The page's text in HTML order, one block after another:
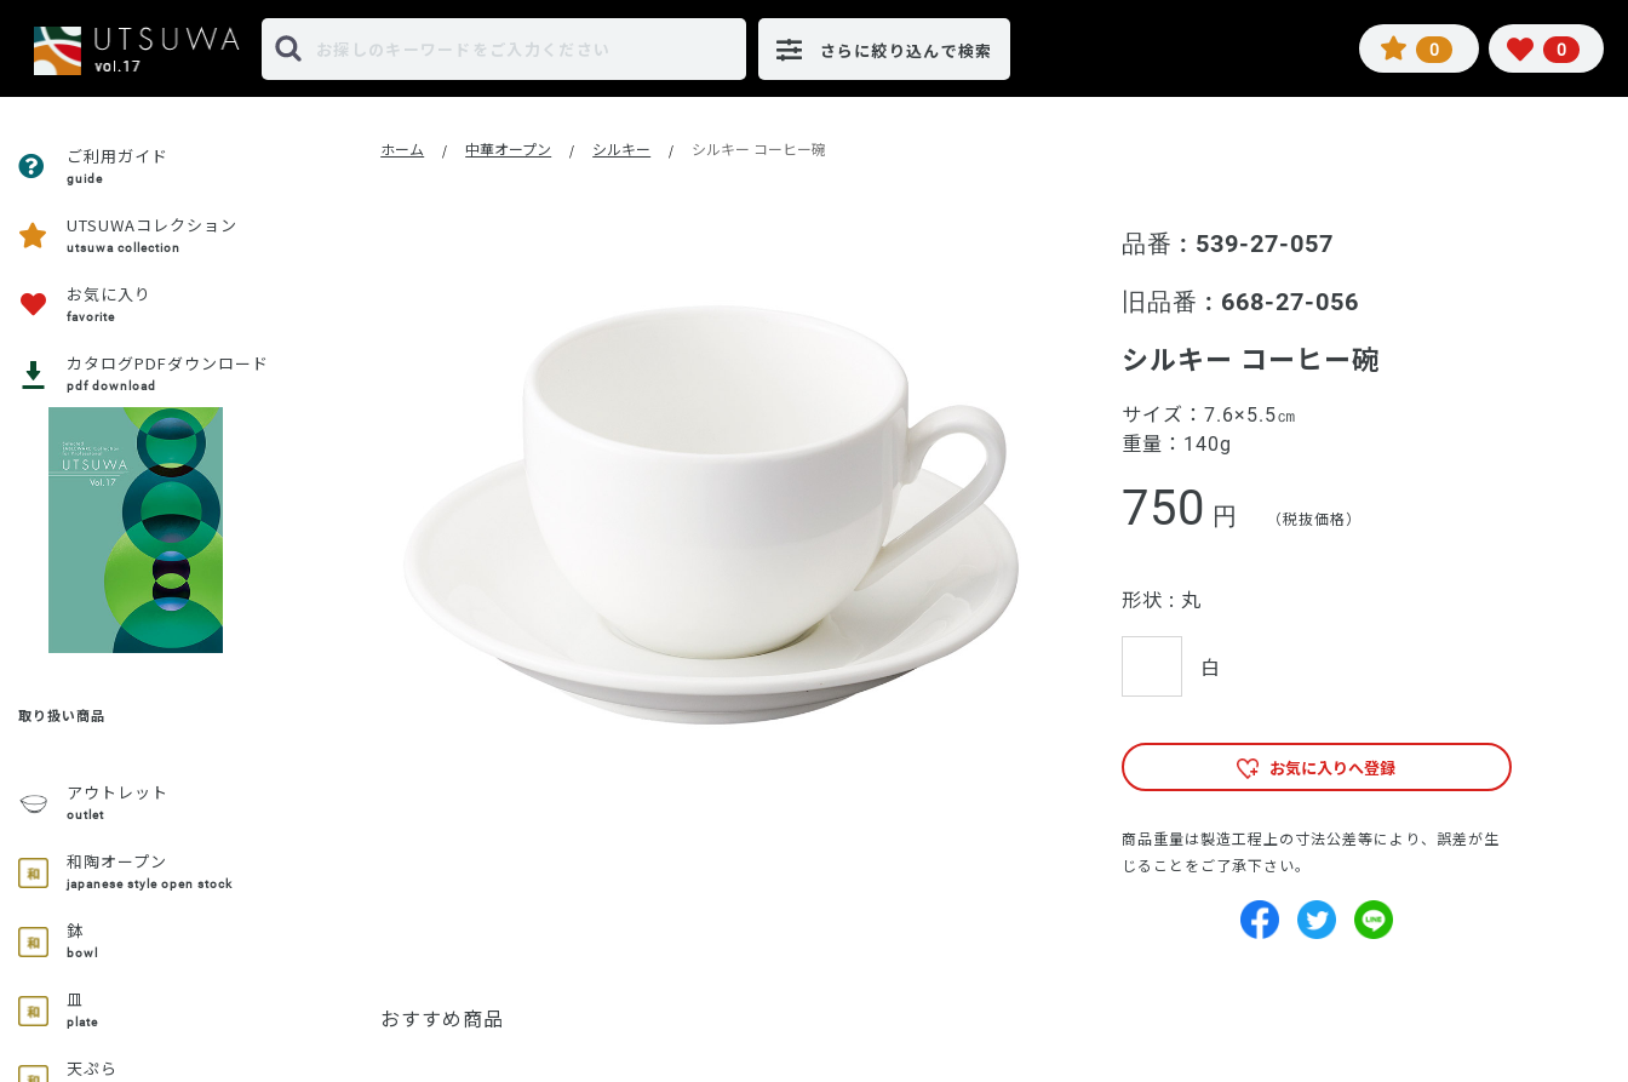
さらに絞り込んで検索 0 0
ご利用ガイド
guide
UTSUWAコレクション
utsuwa collection
お気に入り
favorite
カタログPDFダウンロード
pdf download
取り扱い商品
アウトレット
outlet
和陶オープン
japanese style open stock
鉢
bowl
皿
plate
天ぷら
ホーム / 中華オープン / シルキー / シルキー コーヒー碗
品番 : 539-27-057
旧品番 : 668-27-056
シルキー コーヒー碗
サイズ：7.6×5.5㎝
重量： 140g
750 円 （税抜価格）
形状 : 丸
白
お気に入りへ登録
商品重量は製造工程上の寸法公差等により、誤差が生
じることをご了承下さい。
おすすめ商品